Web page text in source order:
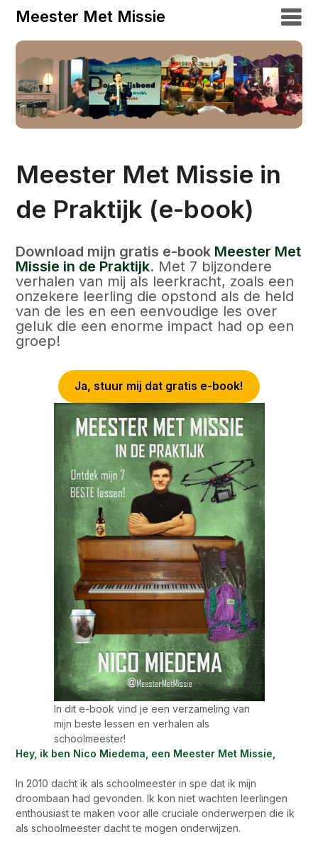
Meester Met Missie
Meester Met Missie in
de Praktijk (e-book)
Download mijn gratis e-book Meester Met
Missie in de Praktijk. Met 7 bijzondere
verhalen van mij als leerkracht, zoals een
onzekere leerling die opstond als de held
van de les en een eenvoudige les over
geluk die een enorme impact had op een
groep!
Ja, stuur mij dat gratis e-book!
In dit e-book vind je een verzameling van
mijn beste lessen en verhalen als
schoolmeester!
Hey, ik ben Nico Miedema, een Meester Met Missie,
In 2010 dacht ik als schoolmeester in spe dat ik mijn
droombaan had gevonden. Ik kon niet wachten leerlingen
enthousiast te maken voor alle cruciale onderwerpen die ik
als schoolmeester dacht te mogen onderwijzen.